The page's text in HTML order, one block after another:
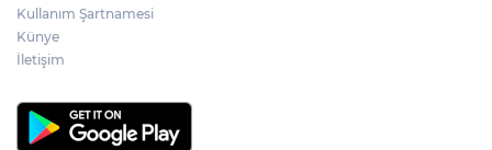
Kullanım Şartnamesi
Künye
İletişim